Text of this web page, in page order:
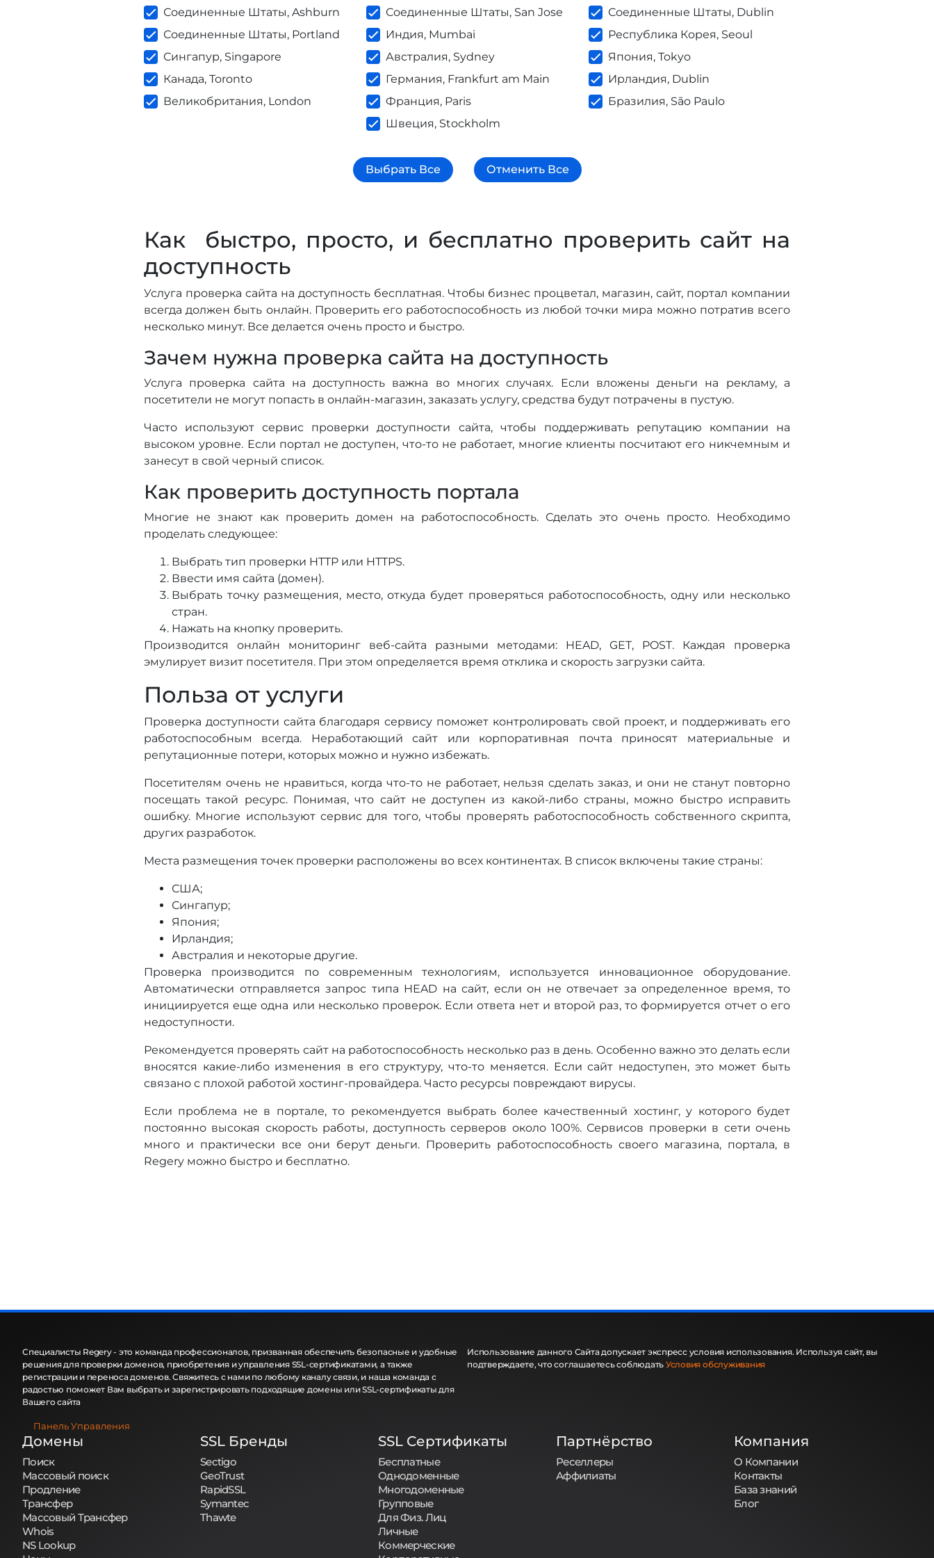
Соединенные Штаты, Ashburn Соединенные Штаты, San Jose
Соединенные Штаты, Dublin
Соединенные Штаты, Portland
Индия, Mumbai
Республика Корея, Seoul
Сингапур, Singapore
Австралия, Sydney
Япония, Tokyo
Канада, Toronto
Германия, Frankfurt am Main
Ирландия, Dublin
Великобритания, London
Франция, Paris
Бразилия, São Paulo
Швеция, Stockholm
Выбрать Все Отменить Все
Как быстро, просто, и бесплатно проверить сайт на
доступность
Услуга проверка сайта на доступность бесплатная. Чтобы бизнес процветал, магазин, сайт, портал компании
всегда должен быть онлайн. Проверить его работоспособность из любой точки мира можно потратив всего
несколько минут. Все делается очень просто и быстро.
Зачем нужна проверка сайта на доступность
Услуга проверка сайта на доступность важна во многих случаях. Если вложены деньги на рекламу, а
посетители не могут попасть в онлайн-магазин, заказать услугу, средства будут потрачены в пустую.
Часто используют сервис проверки доступности сайта, чтобы поддерживать репутацию компании на
высоком уровне. Если портал не доступен, что-то не работает, многие клиенты посчитают его никчемным и
занесут в свой черный список.
Как проверить доступность портала
Многие не знают как проверить домен на работоспособность. Сделать это очень просто. Необходимо
проделать следующее:
Выбрать тип проверки HTTP или HTTPS.
Ввести имя сайта (домен).
Выбрать точку размещения, место, откуда будет проверяться работоспособность, одну или несколько
стран.
Нажать на кнопку проверить.
Производится онлайн мониторинг веб-сайта разными методами: HEAD, GET, POST. Каждая проверка
эмулирует визит посетителя. При этом определяется время отклика и скорость загрузки сайта.
Польза от услуги
Проверка доступности сайта благодаря сервису поможет контролировать свой проект, и поддерживать его
работоспособным всегда. Неработающий сайт или корпоративная почта приносят материальные и
репутационные потери, которых можно и нужно избежать.
Посетителям очень не нравиться, когда что-то не работает, нельзя сделать заказ, и они не станут повторно
посещать такой ресурс. Понимая, что сайт не доступен из какой-либо страны, можно быстро исправить
ошибку. Многие используют сервис для того, чтобы проверять работоспособность собственного скрипта,
других разработок.
Места размещения точек проверки расположены во всех континентах. В список включены такие страны:
США;
Сингапур;
Япония;
Ирландия;
Австралия и некоторые другие.
Проверка производится по современным технологиям, используется инновационное оборудование.
Автоматически отправляется запрос типа HEAD на сайт, если он не отвечает за определенное время, то
инициируется еще одна или несколько проверок. Если ответа нет и второй раз, то формируется отчет о его
недоступности.
Рекомендуется проверять сайт на работоспособность несколько раз в день. Особенно важно это делать если
вносятся какие-либо изменения в его структуру, что-то меняется. Если сайт недоступен, это может быть
связано с плохой работой хостинг-провайдера. Часто ресурсы повреждают вирусы.
Если проблема не в портале, то рекомендуется выбрать более качественный хостинг, у которого будет
постоянно высокая скорость работы, доступность серверов около 100%. Сервисов проверки в сети очень
много и практически все они берут деньги. Проверить работоспособность своего магазина, портала, в
Regery можно быстро и бесплатно.
Специалисты Regery - это команда профессионалов, призванная обеспечить безопасные и удобные
решения для проверки доменов, приобретения и управления SSL-сертификатами, а также
регистрации и переноса доменов. Свяжитесь с нами по любому каналу связи, и наша команда с
радостью поможет Вам выбрать и зарегистрировать подходящие домены или SSL-сертификаты для
Вашего сайта
Панель Управления
Использование данного Сайта допускает экспресс условия использования. Используя сайт, вы
подтверждаете, что соглашаетесь соблюдать Условия обслуживания
Домены
Поиск
Массовый поиск
Продление
Трансфер
Массовый Трансфер
Whois
NS Lookup
SSL Бренды
Sectigo
GeoTrust
RapidSSL
Symantec
Thawte
SSL Сертификаты
Бесплатные
Однодоменные
Многодоменные
Групповые
Для Физ. Лиц
Личные
Коммерческие
Партнёрство
Реселлеры
Аффилиаты
Компания
О Компании
Контакты
База знаний
Блог